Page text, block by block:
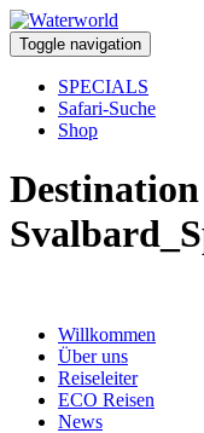
Toggle navigation
SPECIALS
Safari-Suche
Shop
Destination
Willkommen
Über uns
Reiseleiter
ECO Reisen
News